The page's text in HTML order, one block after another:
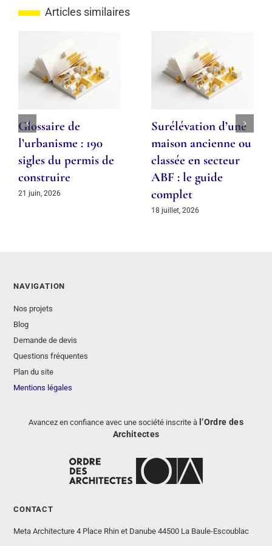
Articles similaires
Refus de l’ABF : les
5 motifs et
comment les
anticiper
18 juillet, 2026
Glossaire de
l’urbanisme : 190
sigles du permis de
construire
21 juin, 2026
Nos projets
Blog
Demande de devis
Questions fréquentes
Plan du site
Mentions légales
Architectes
Meta Architecture 4 Place Rhin et Danube 44500 La Baule-Escoublac